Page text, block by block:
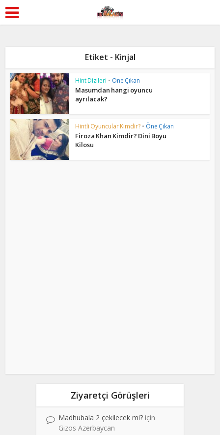
Etiket - Kinjal
Hint Dizileri • Öne Çıkan
Masumdan hangi oyuncu
ayrılacak?
Hintli Oyuncular Kimdir? • Öne Çıkan
Firoza Khan Kimdir? Dini Boyu
Kilosu
Ziyaretçi Görüşleri
Madhubala 2 çekilecek mi? için
Gizos Azerbaycan